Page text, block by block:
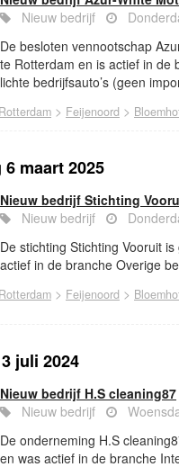
Nieuw bedrijf
De besloten vennootschap
te Rotterdam en is actief in de
lichte bedrijfsauto’s (geen
Rotterdam > Feijenoord >
maart 2025
Nieuw bedrijf Stichting
Nieuw bedrijf
De stichting Stichting Vooruit
actief in de branche Overige
Rotterdam > Feijenoord >
juli 2024
Nieuw bedrijf H.S cleaning87
Nieuw bedrijf
De onderneming H.S
en was actief in de branche